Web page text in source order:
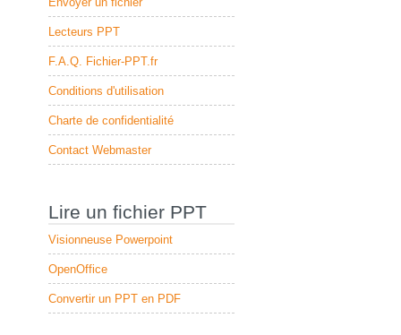
Lecteurs PPT
F.A.Q. Fichier-PPT.fr
Conditions d'utilisation
Charte de confidentialité
Contact Webmaster
Lire un fichier PPT
Visionneuse Powerpoint
OpenOffice
Convertir un PPT en PDF